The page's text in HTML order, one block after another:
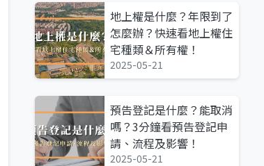
地上權是什麼？年限到了
怎麼辦？快速看地上權住
宅種類＆所有權！
2025-05-21
預告登記是什麼？能取消
嗎？3分鐘看預告登記申
請、流程及影響！
2025-05-21